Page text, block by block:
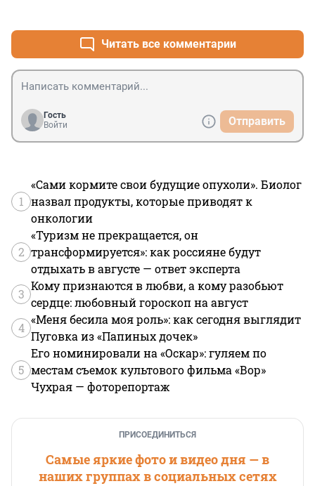
Читать все комментарии
Гость
Войти
Отправить
1
«Сами кормите свои будущие опухоли». Биолог
назвал продукты, которые приводят к
онкологии
2
«Туризм не прекращается, он
трансформируется»: как россияне будут
отдыхать в августе — ответ эксперта
3
Кому признаются в любви, а кому разобьют
сердце: любовный гороскоп на август
4
«Меня бесила моя роль»: как сегодня выглядит
Пуговка из «Папиных дочек»
5
Его номинировали на «Оскар»: гуляем по
местам съемок культового фильма «Вор»
Чухрая — фоторепортаж
ПРИСОЕДИНИТЬСЯ
Самые яркие фото и видео дня — в
наших группах в социальных сетях